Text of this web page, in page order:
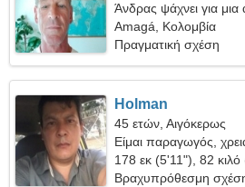
Άνδρας ψάχνει για
Amagá, Κολομβία
Πραγματική σχέση
Holman
45 ετών, Αιγόκερως
Είμαι παραγωγός,
γυναίκα
178 εκ (5'11"), 82 κιλό
Βραχυπρόθεσμη